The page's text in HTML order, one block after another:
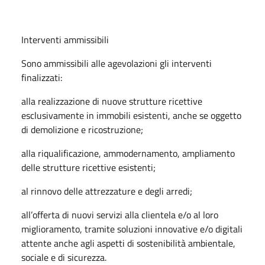
Interventi ammissibili
Sono ammissibili alle agevolazioni gli interventi
finalizzati:
alla realizzazione di nuove strutture ricettive
esclusivamente in immobili esistenti, anche se oggetto
di demolizione e ricostruzione;
alla riqualificazione, ammodernamento, ampliamento
delle strutture ricettive esistenti;
al rinnovo delle attrezzature e degli arredi;
all’offerta di nuovi servizi alla clientela e/o al loro
miglioramento, tramite soluzioni innovative e/o digitali
attente anche agli aspetti di sostenibilità ambientale,
sociale e di sicurezza.